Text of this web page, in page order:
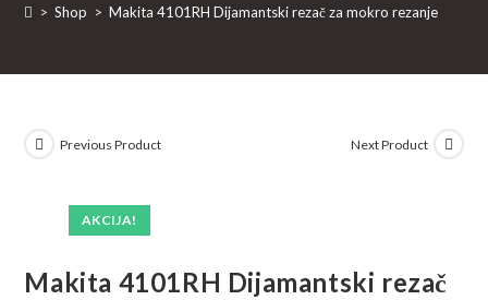
> Shop > Makita 4101RH Dijamantski rezač za mokro rezanje
AKCIJA!
Previous Product Next Product
Makita 4101RH Dijamantski rezač